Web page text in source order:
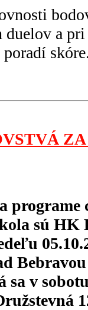
duelov a
programe
sú HK
v